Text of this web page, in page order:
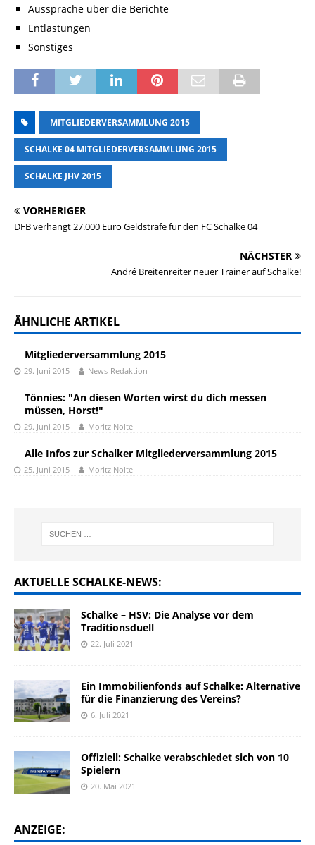
Aussprache über die Berichte
Entlastungen
Sonstiges
MITGLIEDERVERSAMMLUNG 2015
SCHALKE 04 MITGLIEDERVERSAMMLUNG 2015
SCHALKE JHV 2015
VORHERIGER
DFB verhängt 27.000 Euro Geldstrafe für den FC Schalke 04
NÄCHSTER
André Breitenreiter neuer Trainer auf Schalke!
ÄHNLICHE ARTIKEL
Mitgliederversammlung 2015
29. Juni 2015 News-Redaktion
Tönnies: "An diesen Worten wirst du dich messen
müssen, Horst!"
29. Juni 2015 Moritz Nolte
Alle Infos zur Schalker Mitgliederversammlung 2015
25. Juni 2015 Moritz Nolte
AKTUELLE SCHALKE-NEWS:
Schalke – HSV: Die Analyse vor dem
Traditionsduell
22. Juli 2021
Ein Immobilienfonds auf Schalke: Alternative
für die Finanzierung des Vereins?
6. Juli 2021
Offiziell: Schalke verabschiedet sich von 10
Spielern
20. Mai 2021
ANZEIGE: